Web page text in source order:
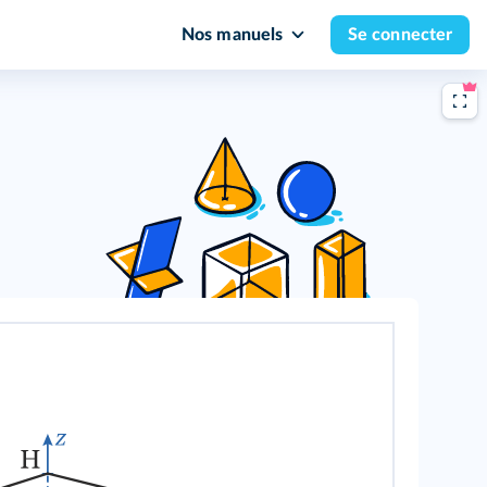
Nos manuels Se connecter